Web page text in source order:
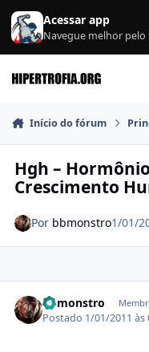
Ir para conteúdo
Acessar app
Navegue melhor
Início do fórum
Hgh –
Crescimento
Por bbmonstro1/01/
bbmonstro
Postado 1/01/2011 às